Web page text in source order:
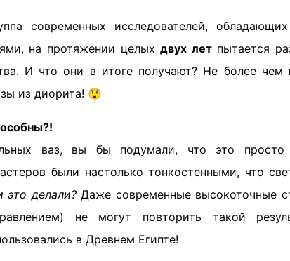
современных исследователей,
на протяжении целыхдвух летпытается
И что они в итоге получают? Не более чем
из диорита! 😲
ваз, вы бы подумали, что это просто
были настолько тонкостенными, что
делали?Даже современные высокоточные
не могут повторить такой
в Древнем Египте!